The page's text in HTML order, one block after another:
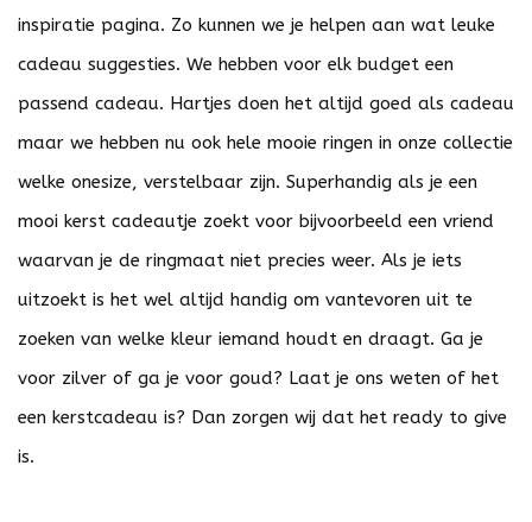
inspiratie pagina. Zo kunnen we je helpen aan wat leuke
cadeau suggesties. We hebben voor elk budget een
passend cadeau. Hartjes doen het altijd goed als cadeau
maar we hebben nu ook hele mooie ringen in onze collectie
welke onesize, verstelbaar zijn. Superhandig als je een
mooi kerst cadeautje zoekt voor bijvoorbeeld een vriend
waarvan je de ringmaat niet precies weer. Als je iets
uitzoekt is het wel altijd handig om vantevoren uit te
zoeken van welke kleur iemand houdt en draagt. Ga je
voor zilver of ga je voor goud? Laat je ons weten of het
een kerstcadeau is? Dan zorgen wij dat het ready to give
is.